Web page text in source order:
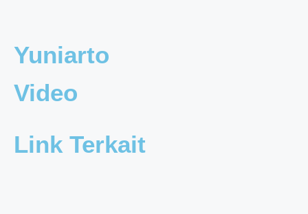
Yuniarto
Video
Link Terkait